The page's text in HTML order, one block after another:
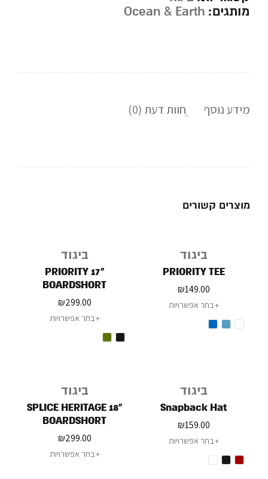
מותגים: Ocean & Earth
מידע נוסף חוות דעת (0)
מוצרים קשורים
ביגוד
PRIORITY TEE
₪149.00
בחר אפשרויות
ביגוד
PRIORITY 17"
BOARDSHORT
₪299.00
בחר אפשרויות
ביגוד
Snapback Hat
₪159.00
בחר אפשרויות
ביגוד
SPLICE HERITAGE 18"
BOARDSHORT
₪299.00
בחר אפשרויות